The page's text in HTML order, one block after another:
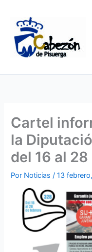
contenido
Cartel
la
del 16 al
Por Noticias/13